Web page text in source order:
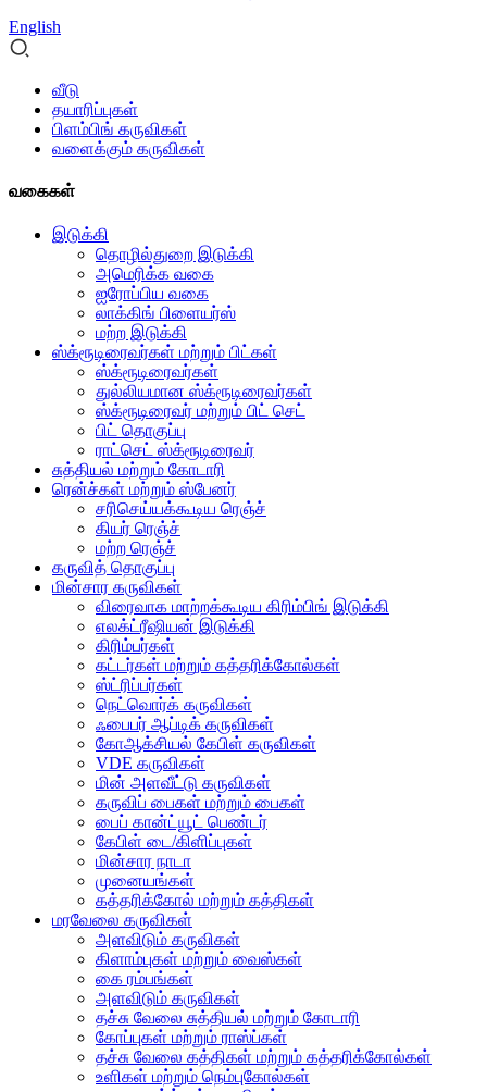
English
வீடு
தயாரிப்புகள்
பிளம்பிங் கருவிகள்
வளைக்கும் கருவிகள்
வகைகள்
இடுக்கி
தொழில்துறை இடுக்கி
அமெரிக்க வகை
ஐரோப்பிய வகை
லாக்கிங் பிளையர்ஸ்
மற்ற இடுக்கி
ஸ்க்ரூடிரைவர்கள் மற்றும் பிட்கள்
ஸ்க்ரூடிரைவர்கள்
துல்லியமான ஸ்க்ரூடிரைவர்கள்
ஸ்க்ரூடிரைவர் மற்றும் பிட் செட்
பிட் தொகுப்பு
ராட்செட் ஸ்க்ரூடிரைவர்
சுத்தியல் மற்றும் கோடாரி
ரென்ச்கள் மற்றும் ஸ்பேனர்
சரிசெய்யக்கூடிய ரெஞ்ச்
கியர் ரெஞ்ச்
மற்ற ரெஞ்ச்
கருவித் தொகுப்பு
மின்சார கருவிகள்
விரைவாக மாற்றக்கூடிய கிரிம்பிங் இடுக்கி
எலக்ட்ரீஷியன் இடுக்கி
கிரிம்பர்கள்
கட்டர்கள் மற்றும் கத்தரிக்கோல்கள்
ஸ்ட்ரிப்பர்கள்
நெட்வொர்க் கருவிகள்
ஃபைபர் ஆப்டிக் கருவிகள்
கோஆக்சியல் கேபிள் கருவிகள்
VDE கருவிகள்
மின் அளவீட்டு கருவிகள்
கருவிப் பைகள் மற்றும் பைகள்
பைப் கான்ட்யூட் பெண்டர்
கேபிள் டை/கிளிப்புகள்
மின்சார நாடா
முனையங்கள்
கத்தரிக்கோல் மற்றும் கத்திகள்
மரவேலை கருவிகள்
அளவிடும் கருவிகள்
கிளாம்புகள் மற்றும் வைஸ்கள்
கை ரம்பங்கள்
அளவிடும் கருவிகள்
தச்சு வேலை சுத்தியல் மற்றும் கோடாரி
கோப்புகள் மற்றும் ராஸ்ப்கள்
தச்சு வேலை கத்திகள் மற்றும் கத்தரிக்கோல்கள்
உளிகள் மற்றும் நெம்புகோல்கள்